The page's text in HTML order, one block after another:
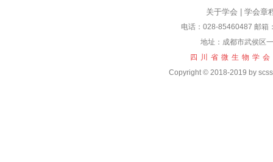
关于学会 学会章
电话：028-85460487 邮箱
地址：成都市武侯区
四川省微生物学
Copyright © 2018-2019 by